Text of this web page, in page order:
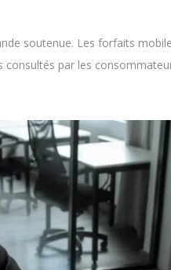
soutenue. Les forfaits
par les